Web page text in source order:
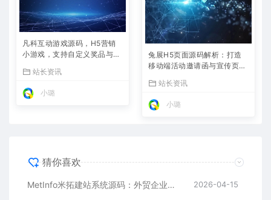
凡科互动游戏源码，H5营销
小游戏，支持自定义奖品与分
站长资讯
小璐
兔展H5页面源码解析：打造
移动端活动邀请函与宣传页的
站长资讯
小璐
猜你喜欢
MetInfo米拓建站系统源码：外贸企业官网的高性价比之选，内置SEO省心落地 2026-04-15